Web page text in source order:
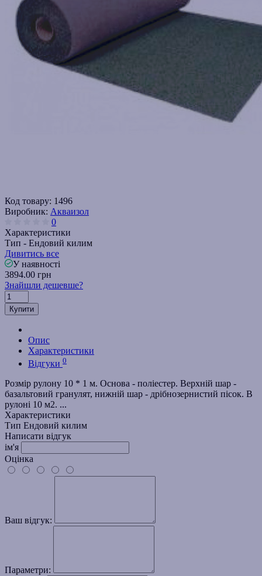
Код товару: 1496
Виробник: Акваизол
0
Характеристики
Тип - Ендовий килим
Дивитись все
У наявності
3894.00 грн
Знайшли дешевше?
Купити
Опис
Характеристики
Відгуки 0
Розмір рулону 10 * 1 м. Основа - поліестер. Верхній шар -
базальтовий гранулят, нижній шар - дрібнозернистий пісок. В
рулоні 10 м2. ...
Характеристики
Тип Ендовий килим
Написати відгук
ім'я
Оцінка
Ваш відгук:
Параметри: